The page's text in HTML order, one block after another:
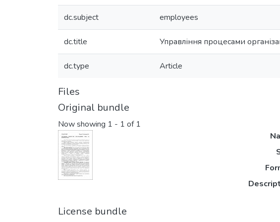
dc.subject employees
dc.title Управління процесами
dc.type Article
Files
Original bundle
Now showing 1 - 1 of 1
License bundle